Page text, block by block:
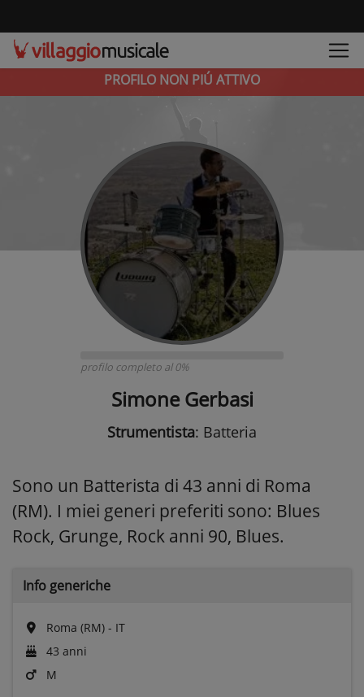
PROFILO NON PIÚ ATTIVO
profilo completo al 0%
Simone Gerbasi
Strumentista: Batteria
Sono un Batterista di 43 anni di Roma
(RM). I miei generi preferiti sono: Blues
Rock, Grunge, Rock anni 90, Blues.
Info generiche
Roma (RM) - IT
43 anni
M